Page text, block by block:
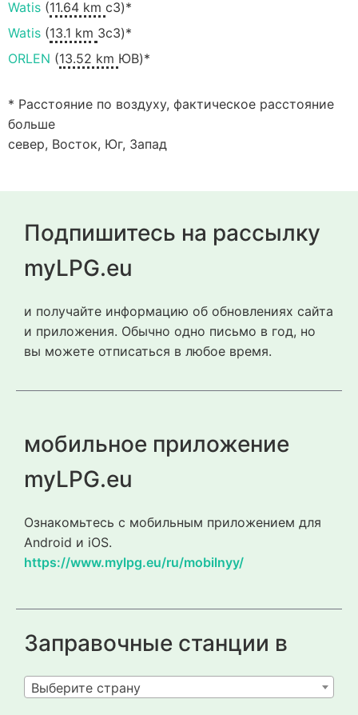
Watis (11.64 km сЗ)*
Watis (13.1 km ЗсЗ)*
ORLEN (13.52 km ЮВ)*
* Расстояние по воздуху, фактическое расстояние
больше
север, Восток, Юг, Запад
Подпишитесь на рассылку
myLPG.eu
и получайте информацию об обновлениях сайта
и приложения. Обычно одно письмо в год, но
вы можете отписаться в любое время.
мобильное приложение
myLPG.eu
Ознакомьтесь с мобильным приложением для
Android и iOS.
https://www.mylpg.eu/ru/mobilnyy/
Заправочные станции в
Выберите страну